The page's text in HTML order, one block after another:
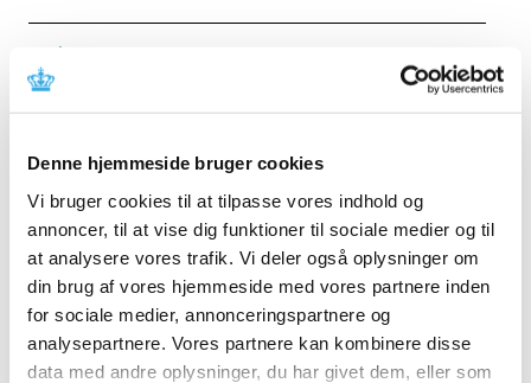
Denne hjemmeside bruger cookies
Vi bruger cookies til at tilpasse vores indhold og
annoncer, til at vise dig funktioner til sociale medier og til
at analysere vores trafik. Vi deler også oplysninger om
din brug af vores hjemmeside med vores partnere inden
for sociale medier, annonceringspartnere og
analysepartnere. Vores partnere kan kombinere disse
data med andre oplysninger, du har givet dem, eller som
Forrige
TID
2026 (84)
august (1)
juli (13)
juni (12)
maj (10)
april (6)